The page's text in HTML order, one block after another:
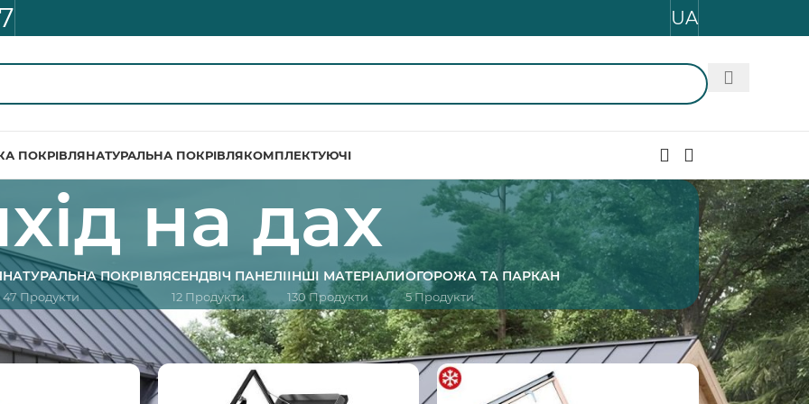
UA
ПОКРІВЛЯНАТУРАЛЬНА ПОКРІВЛЯКОМПЛЕКТУЮЧІ
на дах
НАТУРАЛЬНА ПОКРІВЛЯ
47 Продукти
СЕНДВІЧ ПАНЕЛІ
12 Продукти
ІНШІ МАТЕРІАЛИ
130 Продукти
ОГОРОЖА ТА ПАРКАН
5 Продукти
/Product Розділ/Вихід на дах